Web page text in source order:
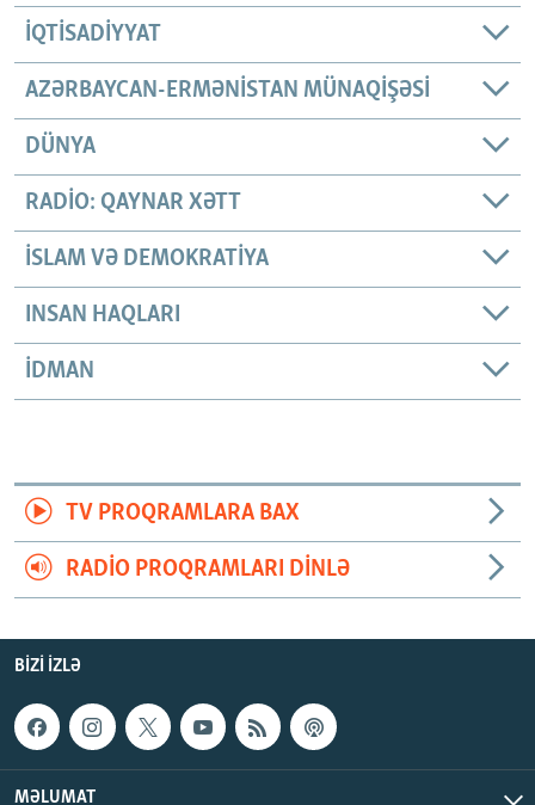
İQTISADIYYAT
AZƏRBAYCAN-ERMƏNISTAN MÜNAQIŞƏSI
DÜNYA
RADIO: QAYNAR XƏTT
İSLAM VƏ DEMOKRATIYA
INSAN HAQLARI
İDMAN
TV PROQRAMLARA BAX
RADIO PROQRAMLARI DINLƏ
BIZI IZLƏ
MƏLUMAT